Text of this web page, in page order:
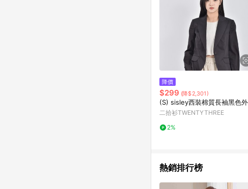
降價
$299 (降$2,301)
(S) sisley西裝棉質長袖黑色
二拾衫TWENTYTHREE
2%
熱銷排行榜